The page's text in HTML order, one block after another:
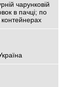
чарунковій
в пачці; по